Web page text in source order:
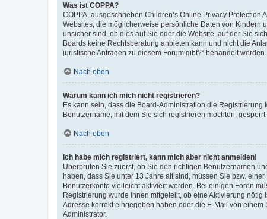
Was ist COPPA?
COPPA, ausgeschrieben Children’s Online Privacy
Websites, die möglicherweise persönliche Daten von Kindern
unsicher sind, ob dies auf Sie oder die Website, auf der Sie
Boards keine Rechtsberatung anbieten kann und nicht die
juristische Anfragen zu diesem Forum gibt?“ behandelt werden.
Nach oben
Warum kann ich mich nicht registrieren?
Es kann sein, dass die Board-Administration die
Benutzername, mit dem Sie sich registrieren möchten,
Nach oben
Ich habe mich registriert, kann mich aber nicht anmelden!
Überprüfen Sie zuerst, ob Sie den richtigen Benutzernamen
haben, dass Sie unter 13 Jahre alt sind, müssen Sie bzw.
Benutzerkonto vielleicht aktiviert werden. Bei einigen Foren
Registrierung wurde Ihnen mitgeteilt, ob eine Aktivierung
Adresse korrekt eingegeben haben oder die E-Mail von
Administrator.